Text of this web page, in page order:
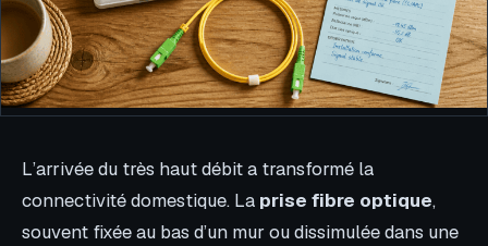
L’arrivée du très haut débit a transformé la
connectivité domestique. La prise fibre optique,
souvent fixée au bas d’un mur ou dissimulée dans une